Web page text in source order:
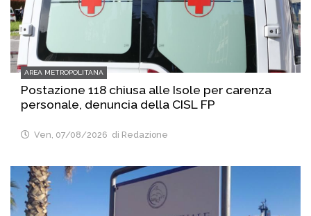
AREA METROPOLITANA
Postazione 118 chiusa alle Isole per carenza
personale, denuncia della CISL FP
Ven, 07/08/2026 di Redazione